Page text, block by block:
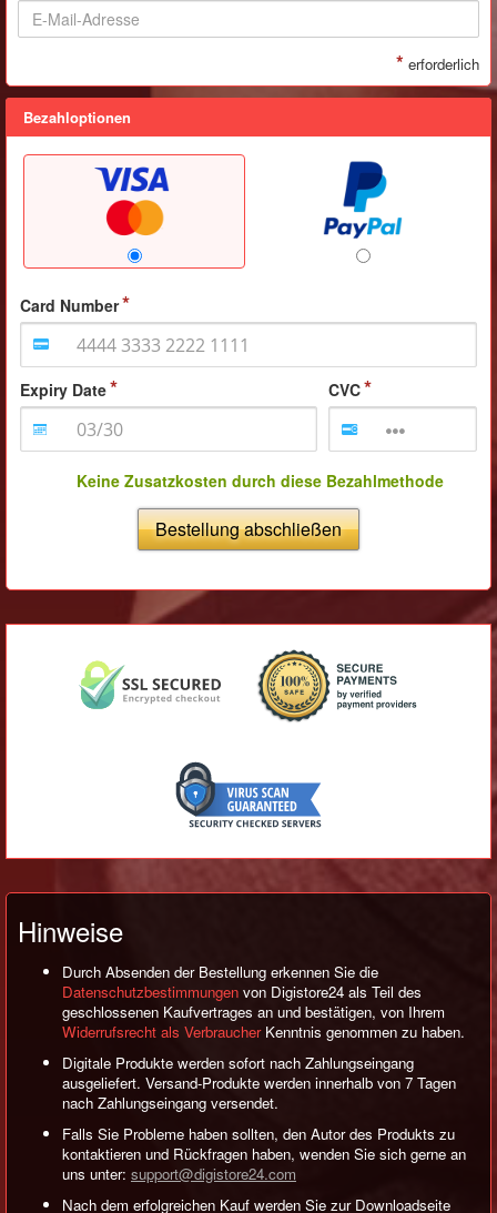
* erforderlich
Bezahloptionen
Card Number
Expiry Date CVC
Keine Zusatzkosten durch diese Bezahlmethode
Bestellung abschließen
Hinweise
Durch Absenden der Bestellung erkennen Sie die
Datenschutzbestimmungen von Digistore24 als Teil des
geschlossenen Kaufvertrages an und bestätigen, von Ihrem
Widerrufsrecht als VerbraucherKenntnis genommen zu haben.
Digitale Produkte werden sofort nach Zahlungseingang
ausgeliefert. Versand-Produkte werden innerhalb von 7 Tagen
nach Zahlungseingang versendet.
Falls Sie Probleme haben sollten, den Autor des Produkts zu
kontaktieren und Rückfragen haben, wenden Sie sich gerne an
uns unter: support@digistore24.com
Nach dem erfolgreichen Kauf werden Sie zur Downloadseite